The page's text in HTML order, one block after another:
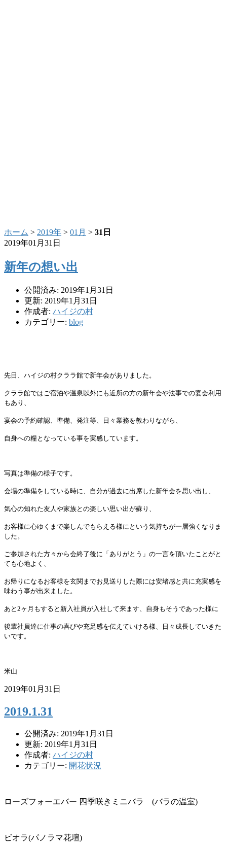
ホーム > 2019年 > 01月 > 31日
2019年01月31日
新年の想い出
公開済み: 2019年1月31日
更新: 2019年1月31日
作成者: ハイジの村
カテゴリー: blog
先日、ハイジの村クララ館で新年会がありました。
クララ館ではご宿泊や温泉以外にも近所の方の新年会や法事での宴会利用
もあり、
宴会の予約確認、準備、発注等、日々業務を教わりながら、
自身への糧となっている事を実感しています。
写真は準備の様子です。
会場の準備をしている時に、 自分が過去に出席した新年会を思い出し、
気心の知れた友人や家族との楽しい思い出が蘇り、
お客様に心ゆくまで楽しんでもらえる様にという気持ちが一層強く なりま
した。
ご参加された方々から会終了後に「ありがとう」 の一言を頂いたことがと
ても心地よく、
お帰りになるお客様を玄関までお見送りした際には安堵感と共に充実感を
味わう事が出来ました。
あと 2ヶ月もすると新入社員が入社して来ます、 自身もそうであった様に
後輩社員達に仕事の喜びや充足感を伝えていける様、
日々成長していきた
いです。
米山
2019年01月31日
2019.1.31
公開済み: 2019年1月31日
更新: 2019年1月31日
作成者: ハイジの村
カテゴリー: 開花状況
ローズフォーエバー 四季咲きミニバラ (バラの温室)
ビオラ(パノラマ花壇)